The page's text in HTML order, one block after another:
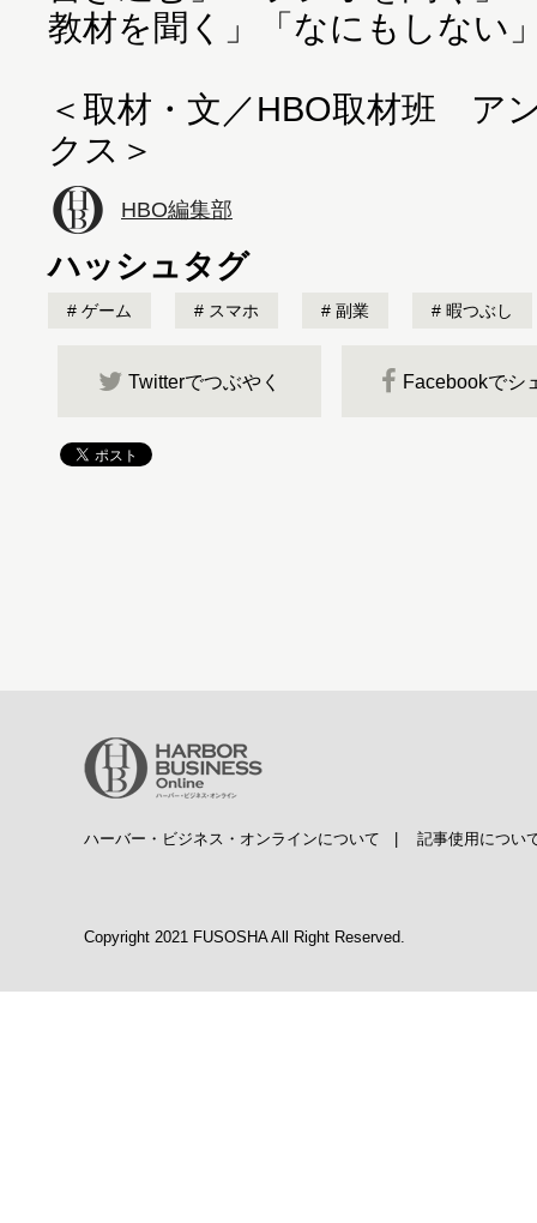
教材を聞く」「なにもしない
＜取材・文／HBO取材班 ア
クス＞
HBO編集部
ハッシュタグ
ゲーム スマホ 副業 暇つぶし
Twitterでつぶやく Facebookでシ
ハーバー・ビジネス・オンラインについて 記事使用につい
Copyright 2021 FUSOSHA All Right Reserved.